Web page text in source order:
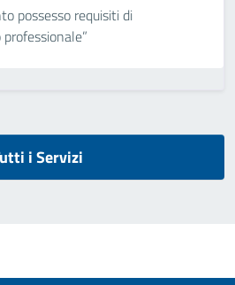
possesso requisiti di
i Servizi